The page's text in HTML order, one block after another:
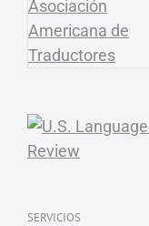
SERVICIOS